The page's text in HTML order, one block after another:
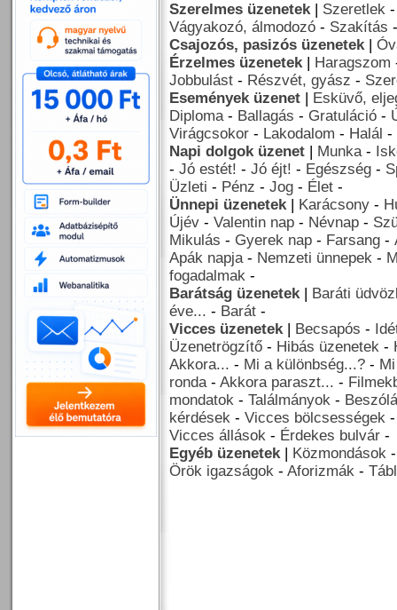
Szerelmes üzenetek| Szeretlek
Vágyakozó, álmodozó - Szakítás
Csajozós, pasizós üzenetek|
Érzelmes üzenetek| Haragszom
Jobbulást - Részvét, gyász -
Események üzenet | Esküvő,
Diploma- Ballagás - Gratuláció -
Virágcsokor - Lakodalom - Halál -
Napi dolgok üzenet | Munka-
- Jó estét! - Jó éjt! - Egészség -
Üzleti - Pénz - Jog - Élet -
Ünnepi üzenetek| Karácsony -
Újév - Valentin nap - Névnap -
Mikulás - Gyerek nap - Farsang -
Apák napja- Nemzeti ünnepek -
fogadalmak -
Barátság üzenetek| Baráti
éve... - Barát -
Vicces üzenetek| Becsapós -
Üzenetrögzítő - Hibás üzenetek -
Akkora... - Mi a különbség...? -
ronda- Akkora paraszt... -
mondatok - Találmányok -
kérdések - Vicces bölcsességek
Vicces állások - Érdekes bulvár -
Egyéb üzenetek| Közmondások
Örök igazságok - Aforizmák -